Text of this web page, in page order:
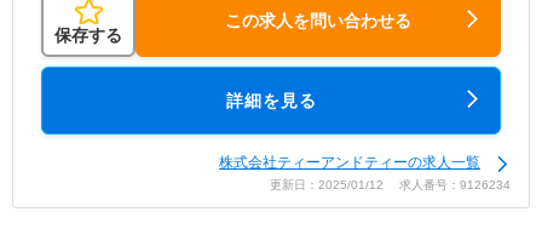
保存する
この求人を問い合わせる
詳細を見る
株式会社ティーアンドティーの求人一覧
更新日：2025/01/12 求人番号：9126234